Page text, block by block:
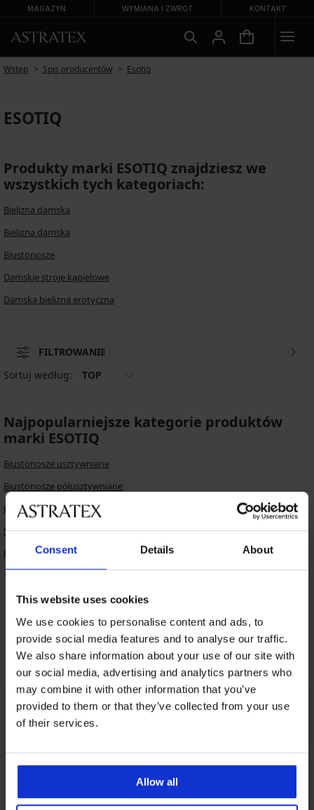
Consent Details About
This website uses cookies
We use cookies to personalise content and ads, to
provide social media features and to analyse our traffic.
We also share information about your use of our site with
our social media, advertising and analytics partners who
may combine it with other information that you’ve
provided to them or that they’ve collected from your use
of their services.
Allow all
MAGAZYN WYMIANA I ZWROT KONTAKT
Wstęp Spis producentów Esotiq
ESOTIQ
Produkty marki ESOTIQ znajdziesz we
wszystkich tych kategoriach:
Bielizna damska
Bielizna damska
Biustonosze
Damskie stroje kąpielowe
Damska bielizna erotyczna
FILTROWANIE
Sortuj według:
TOP
Najpopularniejsze kategorie produktów
marki ESOTIQ
Biustonosze usztywniane
Biustonosze półusztywniane
Biustonosze nieusztywniane
Stroje kąpielowe dwuczęściowe
Bikini
8% zwrotu z zakupów
zwrot
Korzystne Jak wybrać
Obsługa klienta
W dni robocze od 8.00 do 16.00
713 822 963